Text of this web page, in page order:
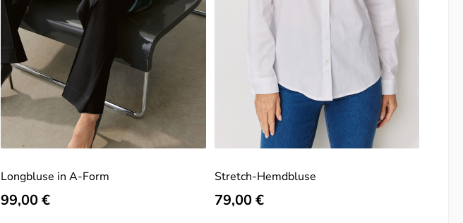
Longbluse in A-Form
Regulärer Preis:
99,00 €
Stretch-Hemdbluse
Regulärer Preis:
79,00 €